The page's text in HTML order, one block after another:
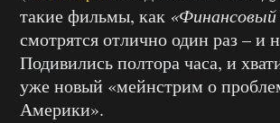
такие фильмы, как
смотрятся отлично один раз – и
Подивились полтора часа, и
уже новый «мейнстрим о
Америки».